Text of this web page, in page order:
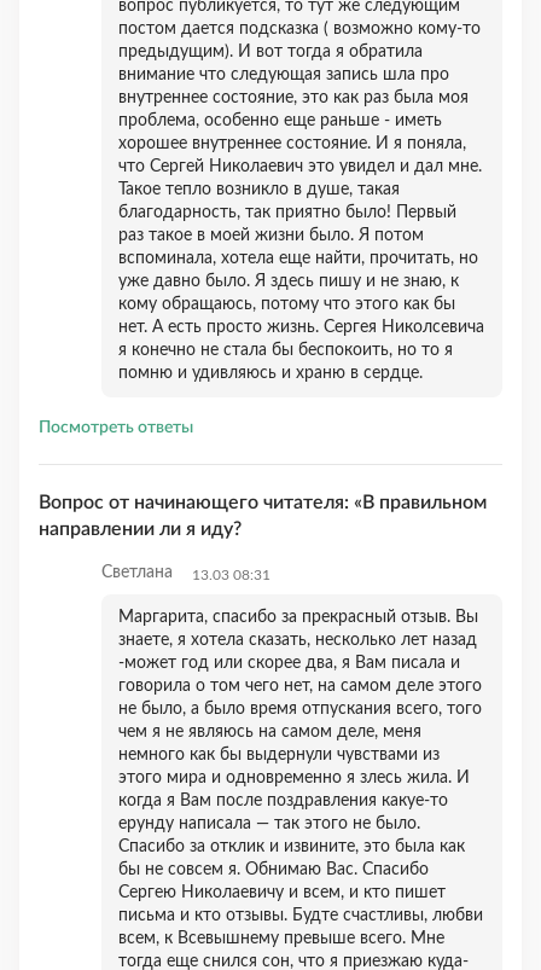
вопрос публикуется, то тут же следующим
постом дается подсказка ( возможно кому-то
предыдущим). И вот тогда я обратила
внимание что следующая запись шла про
внутреннее состояние, это как раз была моя
проблема, особенно еще раньше - иметь
хорошее внутреннее состояние. И я поняла,
что Сергей Николаевич это увидел и дал мне.
Такое тепло возникло в душе, такая
благодарность, так приятно было! Первый
раз такое в моей жизни было. Я потом
вспоминала, хотела еще найти, прочитать, но
уже давно было. Я здесь пишу и не знаю, к
кому обращаюсь, потому что этого как бы
нет. А есть просто жизнь. Сергея Николсевича
я конечно не стала бы беспокоить, но то я
помню и удивляюсь и храню в сердце.
Посмотреть ответы
Вопрос от начинающего читателя: «В правильном
направлении ли я иду?
Светлана 13.03 08:31
Маргарита, спасибо за прекрасный отзыв. Вы
знаете, я хотела сказать, несколько лет назад
-может год или скорее два, я Вам писала и
говорила о том чего нет, на самом деле этого
не было, а было время отпускания всего, того
чем я не являюсь на самом деле, меня
немного как бы выдернули чувствами из
этого мира и одновременно я злесь жила. И
когда я Вам после поздравления какуе-то
ерунду написала — так этого не было.
Спасибо за отклик и извините, это была как
бы не совсем я. Обнимаю Вас. Спасибо
Сергею Николаевичу и всем, и кто пишет
письма и кто отзывы. Будте счастливы, любви
всем, к Всевышнему превыше всего. Мне
тогда еще снился сон, что я приезжаю куда-